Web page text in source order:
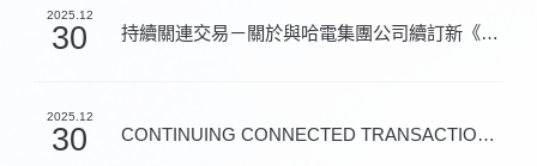
2025.12
30 持續關連交易－關於與哈電集團公司續訂新《產品與服務框...
2025.12
30 CONTINUING CONNECTED TRANSACTIONS - ANNOUNCEMENT IN R...